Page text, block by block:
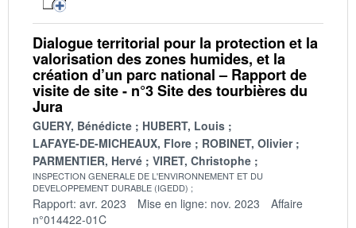
Dialogue territorial pour la protection et la
valorisation des zones humides, et la
création d’un parc national – Rapport de
visite de site - n°3 Site des tourbières du
Jura
GUERY, Bénédicte
HUBERT, Louis
LAFAYE-DE-MICHEAUX, Flore
ROBINET, Olivier
PARMENTIER, Hervé
VIRET, Christophe
INSPECTION GENERALE DE L'ENVIRONNEMENT ET DU
DEVELOPPEMENT DURABLE (IGEDD)
Rapport: avr. 2023 Mise en ligne: nov. 2023
Affaire
n°014422-01C